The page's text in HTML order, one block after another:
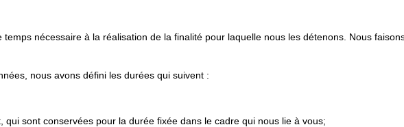
nécessaire à la réalisation de la finalité pour laquelle nous les détenons. Nous
nous avons défini les durées qui suivent :
sont conservées pour la durée fixée dans le cadre qui nous lie à vous;